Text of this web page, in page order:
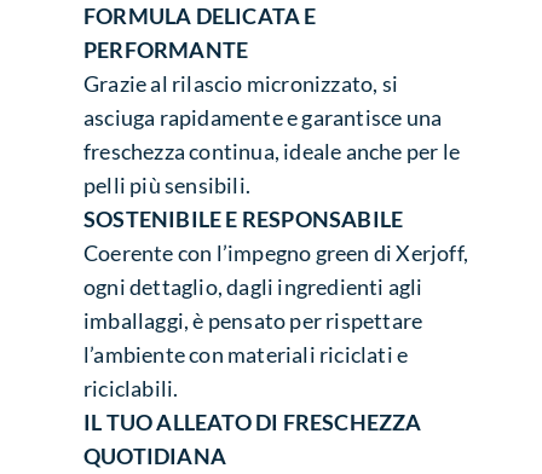
FORMULA DELICATA E
PERFORMANTE
Grazie al rilascio micronizzato, si
asciuga rapidamente e garantisce una
freschezza continua, ideale anche per le
pelli più sensibili.
SOSTENIBILE E RESPONSABILE
Coerente con l’impegno green di Xerjoff,
ogni dettaglio, dagli ingredienti agli
imballaggi, è pensato per rispettare
l’ambiente con materiali riciclati e
riciclabili.
IL TUO ALLEATO DI FRESCHEZZA
QUOTIDIANA